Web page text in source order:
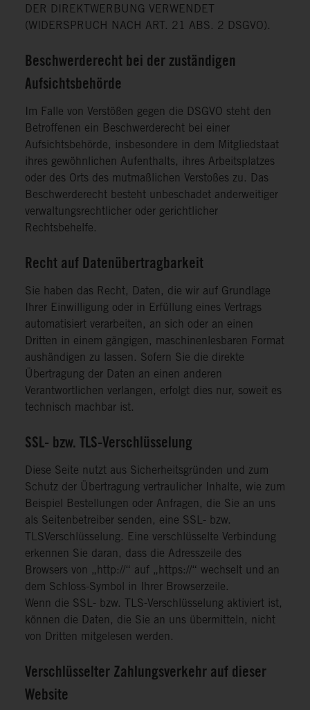
DER DIREKTWERBUNG VERWENDET
(WIDERSPRUCH NACH ART. 21 ABS. 2 DSGVO).
Beschwerderecht bei der zuständigen
Aufsichtsbehörde
Im Falle von Verstößen gegen die DSGVO steht den
Betroffenen ein Beschwerderecht bei einer
Aufsichtsbehörde, insbesondere in dem Mitgliedstaat
ihres gewöhnlichen Aufenthalts, ihres Arbeitsplatzes
oder des Orts des mutmaßlichen Verstoßes zu. Das
Beschwerderecht besteht unbeschadet anderweitiger
verwaltungsrechtlicher oder gerichtlicher
Rechtsbehelfe.
Recht auf Datenübertragbarkeit
Sie haben das Recht, Daten, die wir auf Grundlage
Ihrer Einwilligung oder in Erfüllung eines Vertrags
automatisiert verarbeiten, an sich oder an einen
Dritten in einem gängigen, maschinenlesbaren Format
aushändigen zu lassen. Sofern Sie die direkte
Übertragung der Daten an einen anderen
Verantwortlichen verlangen, erfolgt dies nur, soweit es
technisch machbar ist.
SSL- bzw. TLS-Verschlüsselung
Diese Seite nutzt aus Sicherheitsgründen und zum
Schutz der Übertragung vertraulicher Inhalte, wie zum
Beispiel Bestellungen oder Anfragen, die Sie an uns
als Seitenbetreiber senden, eine SSL- bzw.
TLSVerschlüsselung. Eine verschlüsselte Verbindung
erkennen Sie daran, dass die Adresszeile des
Browsers von „http://“ auf „https://“ wechselt und an
dem Schloss-Symbol in Ihrer Browserzeile.
Wenn die SSL- bzw. TLS-Verschlüsselung aktiviert ist,
können die Daten, die Sie an uns übermitteln, nicht
von Dritten mitgelesen werden.
Verschlüsselter Zahlungsverkehr auf dieser
Website